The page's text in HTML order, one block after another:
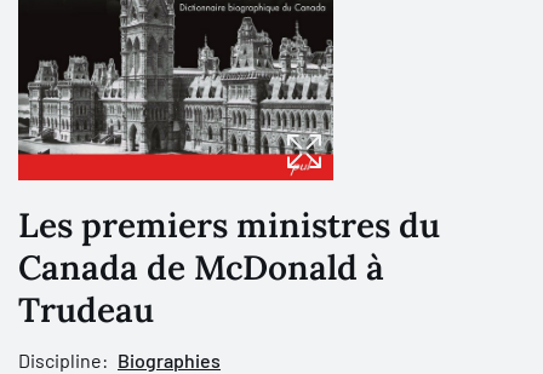
Les premiers ministres du
Canada de McDonald à
Trudeau
Discipline: Biographies